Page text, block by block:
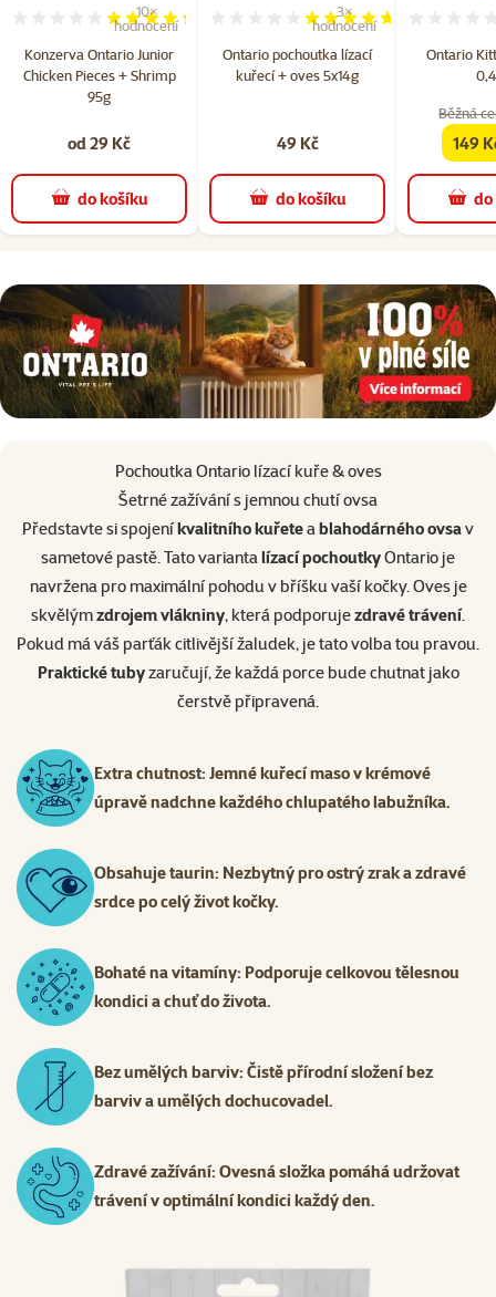
Konzerva Ontario Junior
Chicken Pieces + Shrimp
95g
Hodnocení 86%, počet hodnocení: 10
10×
hodnocení
od 29 Kč
do košíku
Ontario pochoutka lízací
kuřecí + oves 5x14g
Hodnocení 93%, počet
3×
hodnocení
49 Kč
do košíku
Ontario
Běžná
149
superzoo.product.detail.content
Pochoutka Ontario lízací kuře & oves
Šetrné zažívání s jemnou chutí ovsa
Představte si spojeníkvalitního kuřetea blahodárného ovsav
sametové pastě. Tato varianta lízací pochoutkyOntario je
navržena pro maximální pohodu v bříšku vaší kočky. Oves je
skvělýmzdrojem vlákniny, která podporujezdravé trávení.
Pokud má váš parťák citlivější žaludek, je tato volba tou pravou.
Praktické tubyzaručují, že každá porce bude chutnat jako
čerstvě připravená.
Extra chutnost: Jemné kuřecí maso v krémové
úpravě nadchne každého chlupatého labužníka.
Obsahuje taurin: Nezbytný pro ostrý zrak a zdravé
srdce po celý život kočky.
Bohaté na vitamíny: Podporuje celkovou tělesnou
kondici a chuť do života.
Bez umělých barviv: Čistě přírodní složení bez
barviv a umělých dochucovadel.
Zdravé zažívání: Ovesná složka pomáhá udržovat
trávení v optimální kondici každý den.